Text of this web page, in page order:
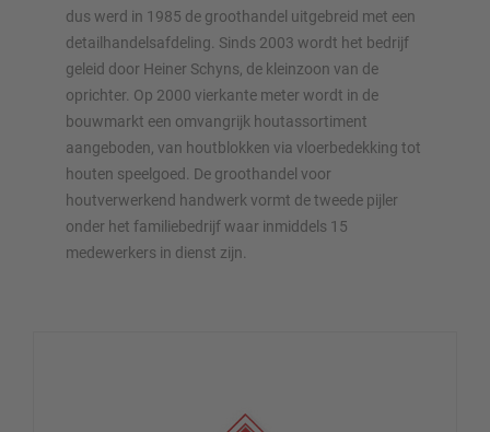
dus werd in 1985 de groothandel uitgebreid met een
detailhandelsafdeling. Sinds 2003 wordt het bedrijf
geleid door Heiner Schyns, de kleinzoon van de
oprichter. Op 2000 vierkante meter wordt in de
bouwmarkt een omvangrijk houtassortiment
aangeboden, van houtblokken via vloerbedekking tot
houten speelgoed. De groothandel voor
houtverwerkend handwerk vormt de tweede pijler
onder het familiebedrijf waar inmiddels 15
medewerkers in dienst zijn.